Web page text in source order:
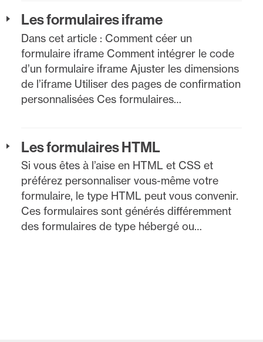
Les formulaires iframe
Dans cet article : Comment céer un
formulaire iframe Comment intégrer le code
d’un formulaire iframe Ajuster les dimensions
de l’iframe Utiliser des pages de confirmation
personnalisées Ces formulaires…
Les formulaires HTML
Si vous êtes à l’aise en HTML et CSS et
préférez personnaliser vous-même votre
formulaire, le type HTML peut vous convenir.
Ces formulaires sont générés différemment
des formulaires de type hébergé ou…